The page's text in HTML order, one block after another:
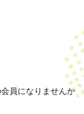
員になりませんか